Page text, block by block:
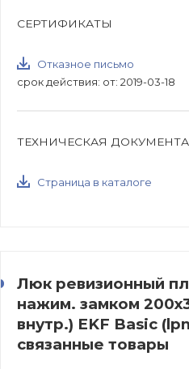
СЕРТИФИКАТЫ
Отказное письмо
срок действия: от: 2019-03-18
ТЕХНИЧЕСКАЯ
Страница в каталоге
Люк ревизионный
нажим. замком
внутр.) EKF Basic
связанные товары